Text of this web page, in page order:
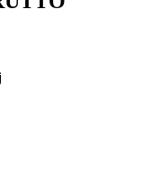
200 tysięcy